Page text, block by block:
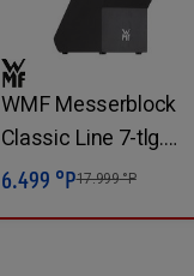
WMF Messerblock
Classic Line 7-tlg.
schwarzIn den Warenkorb
6.499 °P17.999°P